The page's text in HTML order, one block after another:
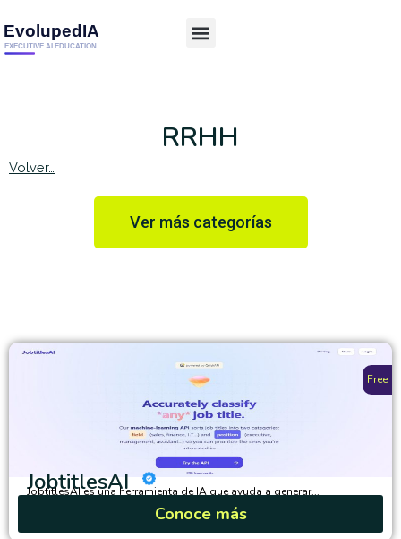
RRHH
Volver…
Ver más categorías
JobtitlesAI
JobtitlesAI es una herramienta de IA que ayuda a generar...
Conoce más
Free